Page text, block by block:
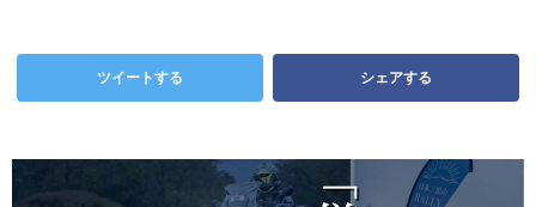
ツイートする シェアする